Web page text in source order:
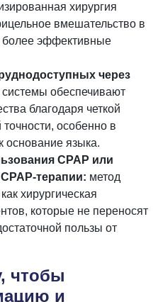
хирургия
вмешательство в
более эффективные
через
обеспечивают
благодаря четкой
особенно в
основание языка.
CPAP или
терапии: метод
хирургическая
которые не переносят
пользы от
чтобы
и